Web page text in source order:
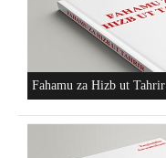
Fahamu za Hizb ut Tahrir